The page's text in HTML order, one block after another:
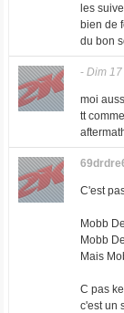
les
bien de
du bon
- Dim
moi
tt
C'est
Mobb
Mobb
Mais
C pas
c'est un